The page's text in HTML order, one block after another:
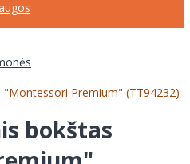
"Montessori Premium" (TT94232)
bokštas